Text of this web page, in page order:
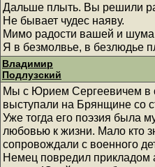
Дальше плыть. Вы решили
Не бывает чудес наяву.
Мимо радости вашей и шума
Я в безмолвье, в безлюдье
Владимир
Подлузский
Мы с Юрием Сергеевичем в
выступали на Брянщине со
Уже тогда его поэзия была
любовью к жизни. Мало кто
сопровождали с военного
Немец повредил прикладом